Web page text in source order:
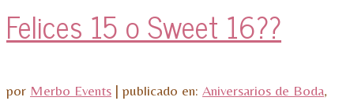
Felices 15 o Sweet 16??
por Merbo Events | publicado en: Aniversarios de Boda,